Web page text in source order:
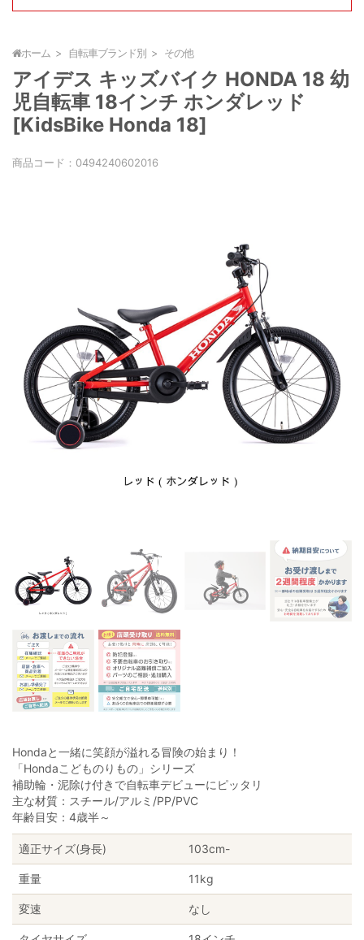
ホーム 自転車ブランド別 その他
アイデス キッズバイク HONDA 18 幼
児自転車 18インチ ホンダレッド
[KidsBike Honda 18]
商品コード： 0494240602016
Hondaと一緒に笑顔が溢れる冒険の始まり！
「Hondaこどものりもの」シリーズ
補助輪・泥除け付きで自転車デビューにピッタリ
主な材質：スチール/アルミ/PP/PVC
年齢目安：4歳半～
適正サイズ(身長) 103cm-
重量 11kg
変速 なし